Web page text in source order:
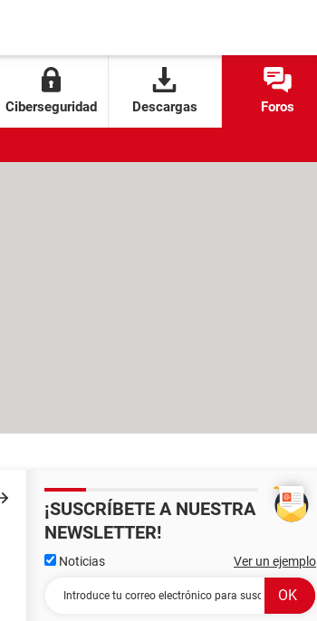
Ciberseguridad Descargas Foros
¡SUSCRÍBETE A NUESTRA
NEWSLETTER!
Noticias Ver un ejemplo